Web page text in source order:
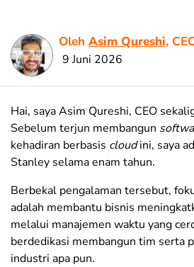
Oleh Asim Qureshi,
9 Juni 2026
Hai, saya Asim Qureshi, CEO
Sebelum terjun membangun
kehadiran berbasis cloudini, saya
Stanley selama enam tahun.
Berbekal pengalaman tersebut,
adalah membantu bisnis
melalui manajemen waktu yang
berdedikasi membangun tim serta
industri apa pun.